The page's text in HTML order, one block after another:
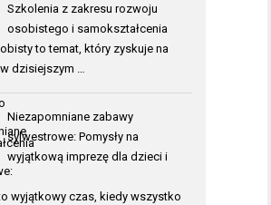
Szkolenia z zakresu rozwoju
osobistego i samokształcenia
to temat, który zyskuje na
dzisiejszym …
Niezapomniane zabawy
sylwestrowe: Pomysły na
wyjątkową imprezę dla dzieci i
wyjątkowy czas, kiedy wszystko